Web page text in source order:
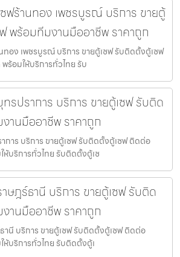
ฟร้านทอง เพชรบูรณ์ บริการ ขายตู้
พร้อมทีมงานมืออาชีพ ราคาถูก
ทอง เพชรบูรณ์ บริการ ขายตู้เซฟ รับติดตั้งตู้เซฟ
ร้อมให้บริการทั่วไทย รับ
รปราการ บริการ ขายตู้เซฟ รับติด
านมืออาชีพ ราคาถูก
การ บริการ ขายตู้เซฟ รับติดตั้งตู้เซฟ ติดต่อ
บริการทั่วไทย รับติดตั้งตู้เซ
ษฎร์ธานี บริการ ขายตู้เซฟ รับติด
านมืออาชีพ ราคาถูก
านี บริการ ขายตู้เซฟ รับติดตั้งตู้เซฟ ติดต่อ
บริการทั่วไทย รับติดตั้งตู้เ